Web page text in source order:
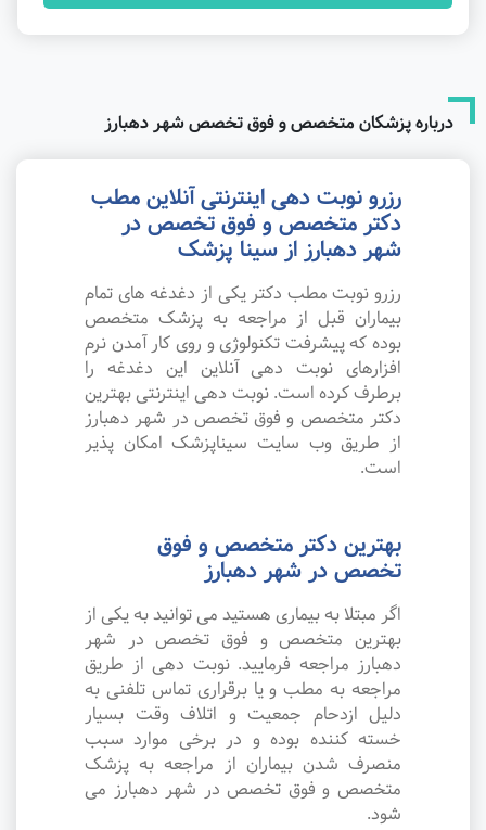
درباره پزشکان متخصص و فوق تخصص شهر دهبارز
رزرو نوبت دهی اینترنتی آنلاین مطب
دکتر متخصص و فوق تخصص در
شهر دهبارز از سینا پزشک
رزرو نوبت مطب دکتر یکی از دغدغه های تمام
بیماران قبل از مراجعه به پزشک متخصص
بوده که پیشرفت تکنولوژی و روی کار آمدن نرم
افزارهای نوبت دهی آنلاین این دغدغه را
برطرف کرده است. نوبت دهی اینترنتی بهترین
دکتر متخصص و فوق تخصص در شهر دهبارز
از طریق وب سایت سیناپزشک امکان پذیر
است.
بهترین دکتر متخصص و فوق
تخصص در شهر دهبارز
اگر مبتلا به بیماری هستید می توانید به یکی از
بهترین متخصص و فوق تخصص در شهر
دهبارز مراجعه فرمایید. نوبت دهی از طریق
مراجعه به مطب و یا برقراری تماس تلفنی به
دلیل ازدحام جمعیت و اتلاف وقت بسیار
خسته کننده بوده و در برخی موارد سبب
منصرف شدن بیماران از مراجعه به پزشک
متخصص و فوق تخصص در شهر دهبارز می
شود.